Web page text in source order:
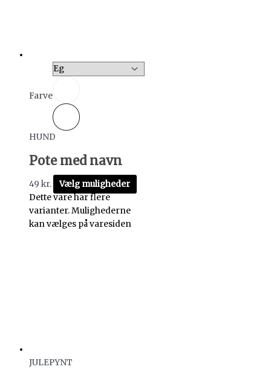
Farve
HUND
Pote med navn
49 kr.
Vælg muligheder
Dette vare har flere
varianter. Mulighederne
kan vælges på varesiden
JULEPYNT